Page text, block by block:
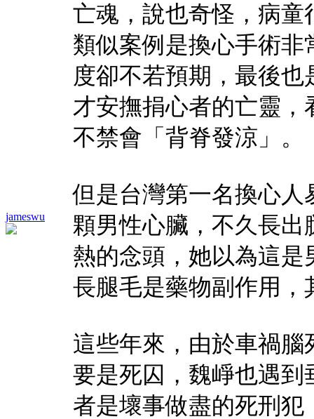
jameswu
亡魂，說也奇怪，病
類似案例是換心手術
度卻不若預期，最後
才安撫捐心者的亡靈
不禁會「背脊發涼」。
但是台灣第一名換心
顆男性心臟，不久長
熱的念頭，她以為這
長腿毛是藥物副作用，
這些年來，由於車禍
要是死囚，魏崢也遇
者是壞事做盡的死刑